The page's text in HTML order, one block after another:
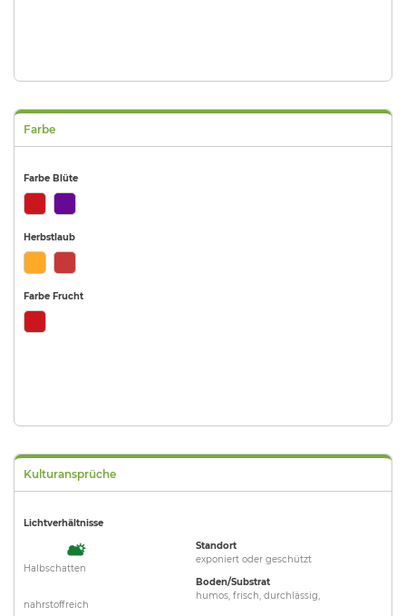
Farbe
Farbe Blüte
Herbstlaub
Farbe Frucht
Kulturansprüche
Lichtverhältnisse
Halbschatten
Standort
exponiert oder geschützt
Boden/Substrat
humos, frisch, durchlässig,
nahrstoffreich